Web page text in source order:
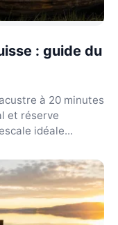
: guide du
à 20 minutes
et réserve
idéale...